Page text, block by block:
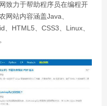
致力于帮助程序员在编程开
网站内容涵盖Java、
HTML5、CSS3、Linux、